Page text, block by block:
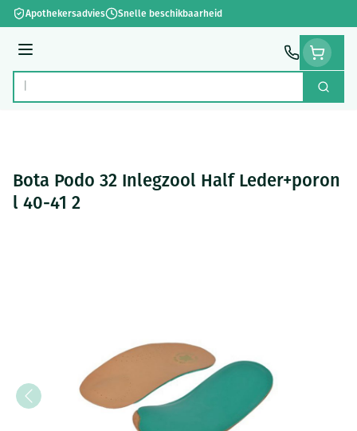
Ga naar de inhoud
Apothekersadvies Snelle beschikbaarheid
Menu
Product, merk, categorie... Zoek
Bota Podo 32 Inlegzool Half Leder+poron
l 40-41 2